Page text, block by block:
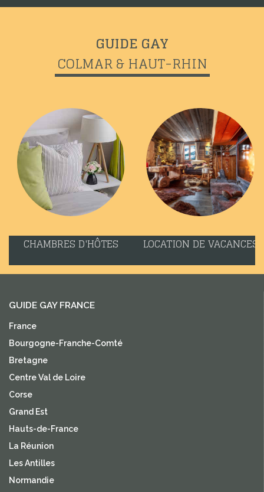
GUIDE GAY
COLMAR & HAUT-RHIN
CHAMBRES D'HÔTES LOCATION DE VACANCES
GUIDE GAY FRANCE
France
Bourgogne-Franche-Comté
Bretagne
Centre Val de Loire
Corse
Grand Est
Hauts-de-France
La Réunion
Les Antilles
Normandie